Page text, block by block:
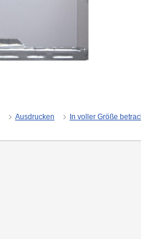
Ausdrucken In voller Größe